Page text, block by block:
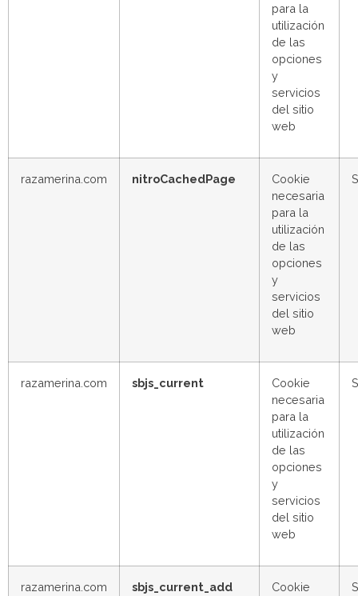
para la
utilización
de las
opciones
y
servicios
del sitio
web
razamerina.com nitroCachedPage
Cookie
necesaria
para la
utilización
de las
opciones
y
servicios
del sitio
web
razamerina.com sbjs_current
Cookie
necesaria
para la
utilización
de las
opciones
y
servicios
del sitio
web
razamerina.com sbjs_current_add
Cookie